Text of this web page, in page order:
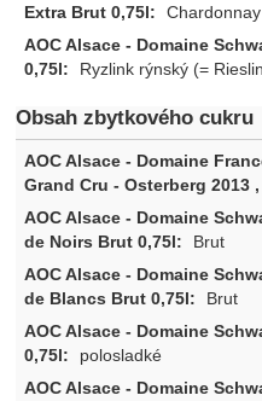
Ryzlink rýnský (=
Obsah zbytkového cukru
Brut
Brut
polosladké